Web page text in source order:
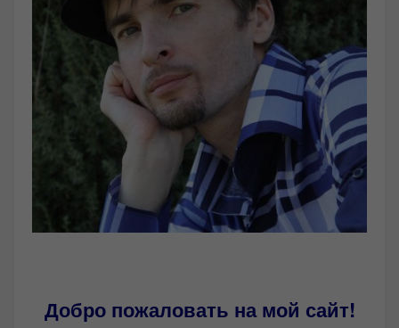
Добро пожаловать на мой сайт!